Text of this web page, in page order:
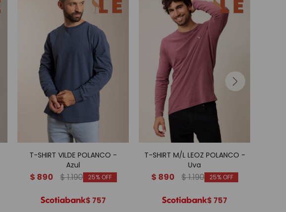
T-SHIRT VILDE POLANCO -
Azul
$ 890 $1.190 25
$ 757
T-SHIRT M/L LEOZ POLANCO -
Uva
$ 890 $1.190 25
$ 757